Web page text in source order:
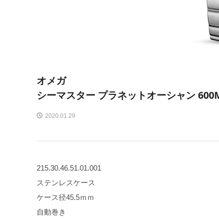
オメガ
シーマスター プラネットオーシャン
2020.01.29
215.30.46.51.01.001
ステンレスケース
ケース径45.5ｍｍ
自動巻き